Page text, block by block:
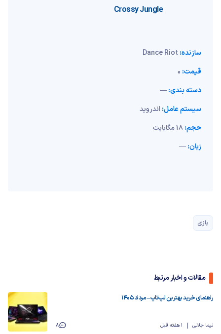
Crossy Jungle
سازنده:
قیمت:
دسته بندی:—
سیستم عامل: اندروید
حجم:
زبان:—
بازی
مقالات و اخبار مرتبط
راهنمای خرید بهترین لپ‌تاپ – مرداد ۱۴۰۵
نیما جلالی 1 هفته قبل 8